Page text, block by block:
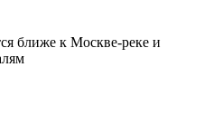
ближе к Москве-реке и